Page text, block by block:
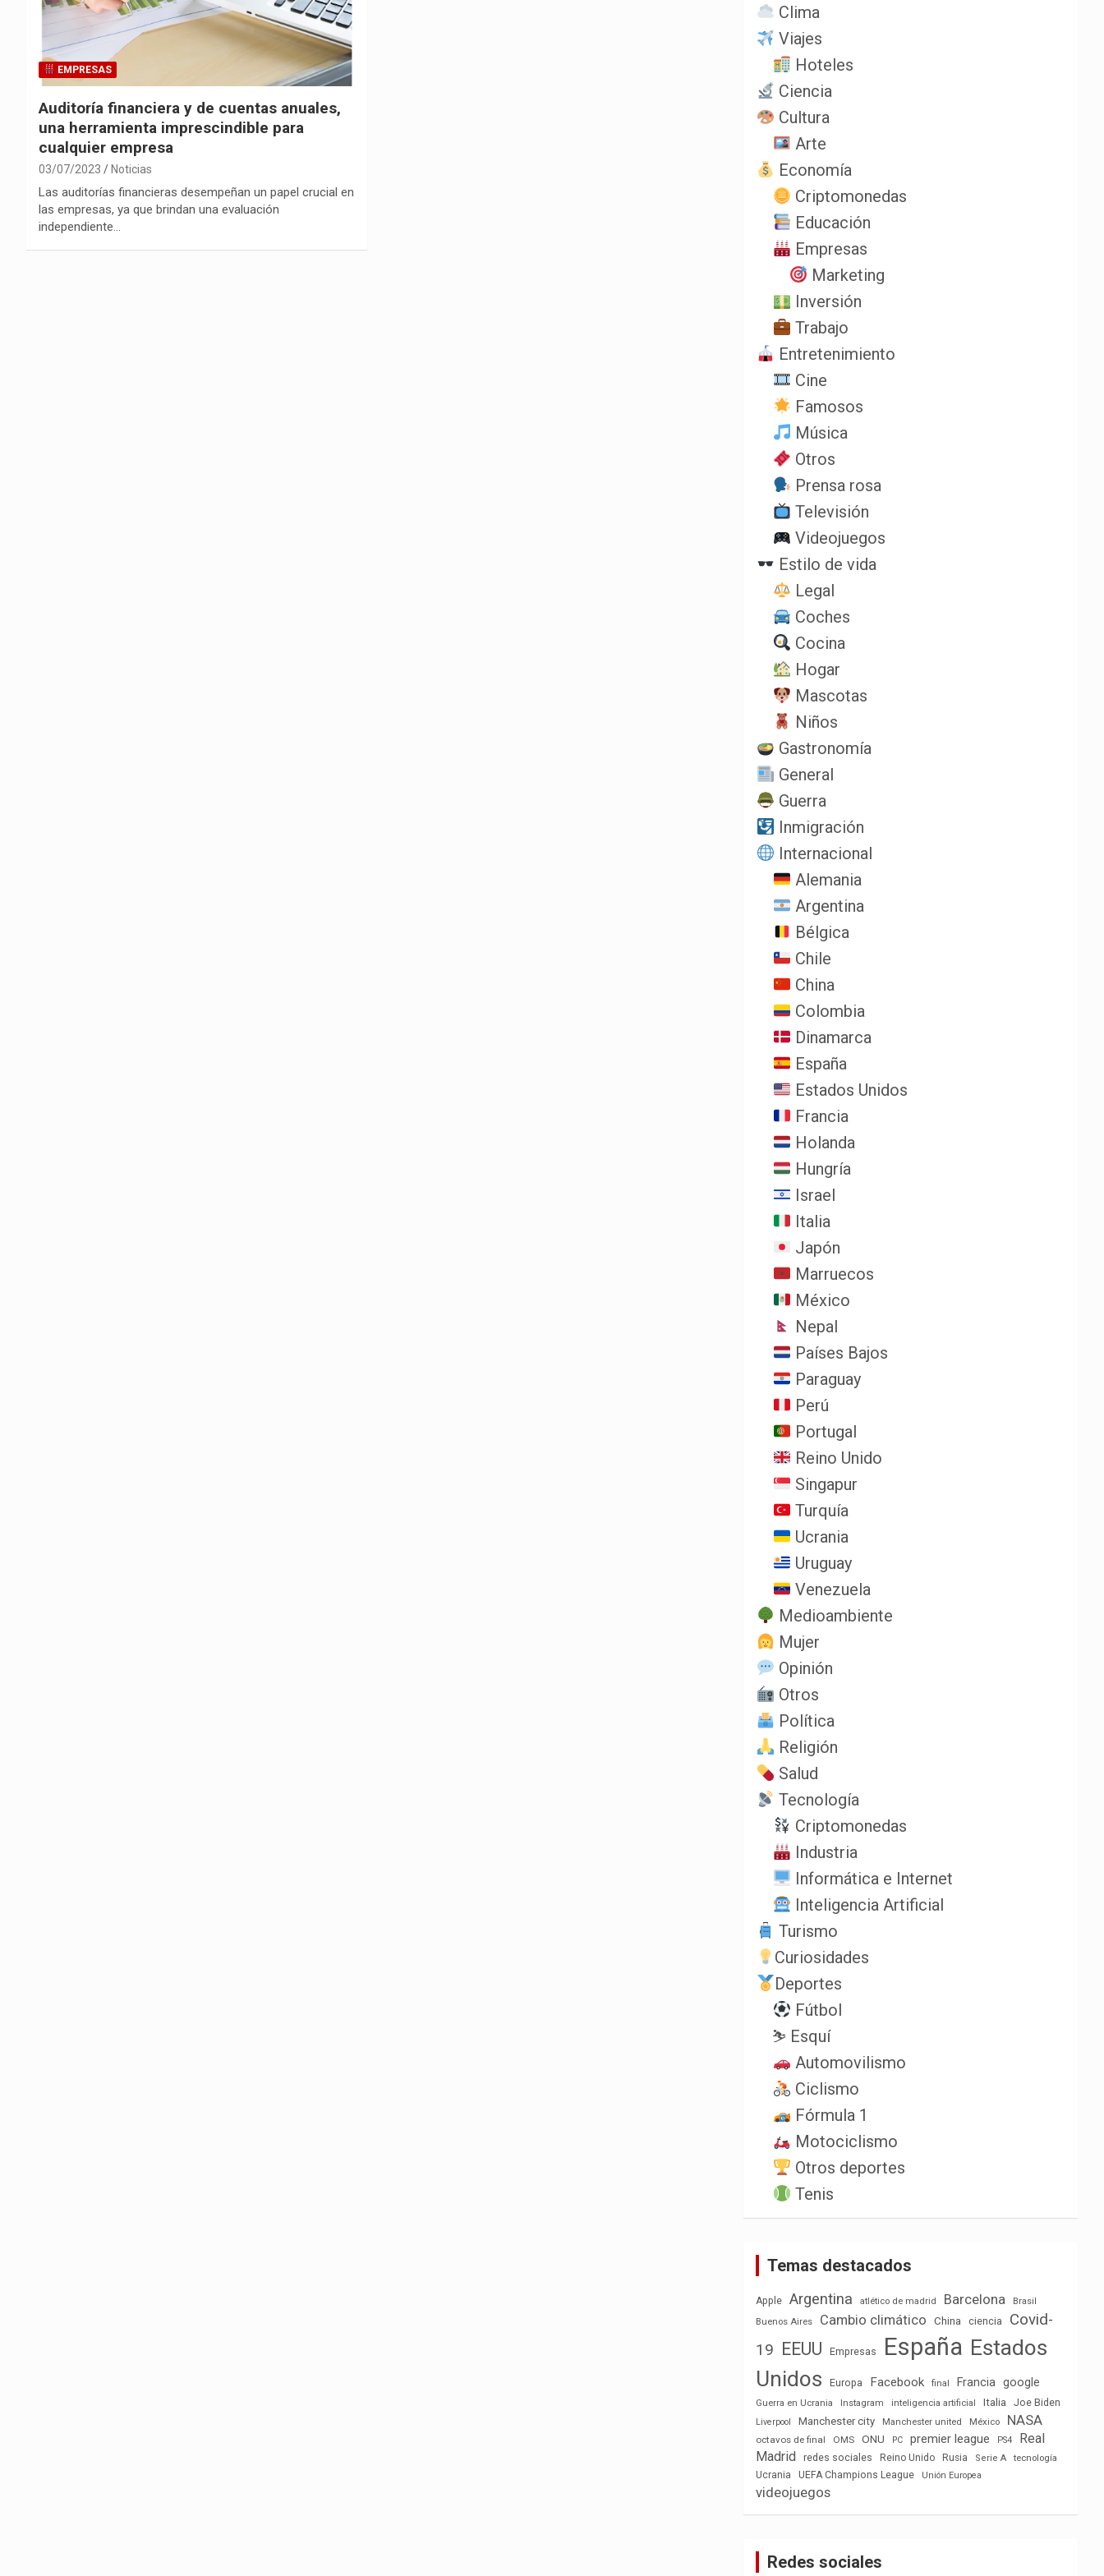
EMPRESAS
Auditoría financiera y de cuentas anuales,
una herramienta imprescindible para
cualquier empresa
03/07/2023 Noticias
Las auditorías financieras desempeñan un papel crucial en
las empresas, ya que brindan una evaluación
independiente…
Clima
Viajes
Hoteles
Ciencia
Cultura
Arte
Economía
Criptomonedas
Educación
Empresas
Marketing
Inversión
Trabajo
Entretenimiento
Cine
Famosos
Música
Otros
Prensa rosa
Televisión
Videojuegos
Estilo de vida
Legal
Coches
Cocina
Hogar
Mascotas
Niños
Gastronomía
General
Guerra
Inmigración
Internacional
Alemania
Argentina
Bélgica
Chile
China
Colombia
Dinamarca
España
Estados Unidos
Francia
Holanda
Hungría
Israel
Italia
Japón
Marruecos
México
Nepal
Países Bajos
Paraguay
Perú
Portugal
Reino Unido
Singapur
Turquía
Ucrania
Uruguay
Venezuela
Medioambiente
Mujer
Opinión
Otros
Política
Religión
Salud
Tecnología
Criptomonedas
Industria
Informática e Internet
Inteligencia Artificial
Turismo
Curiosidades
Deportes
Fútbol
⛷️ Esquí
Automovilismo
Ciclismo
Fórmula 1
Motociclismo
Otros deportes
Tenis
Temas destacados
Apple Argentina atlético de madrid Barcelona
Brasil
Buenos Aires
Cambio climático China ciencia
Covid-
19
EEUU Empresas España Estados
Unidos
Europa Facebook final Francia google
Guerra en Ucrania Instagram inteligencia artificial Italia Joe Biden
Liverpool Manchester city Manchester united México NASA
octavos de final OMS ONU PC premier league PS4
Real
Madrid
redes sociales Reino Unido Rusia Serie A
tecnología
Ucrania
UEFA Champions League Unión Europea
videojuegos
Redes sociales